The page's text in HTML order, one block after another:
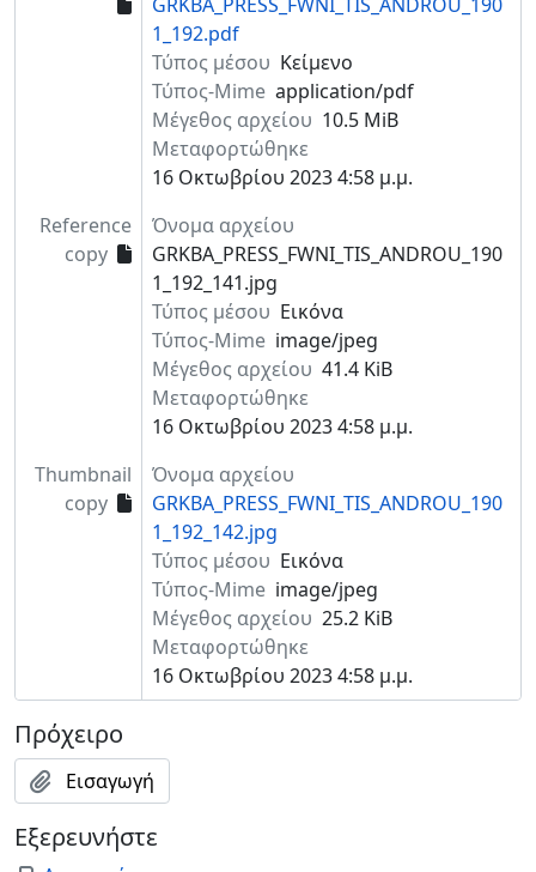
1_192.pdf
Τύπος μέσου Κείμενο
Τύπος-Mime application/pdf
Μέγεθος αρχείου 10.5 MiB
Μεταφορτώθηκε
16 Οκτωβρίου 2023 4:58 μ.μ.
Reference
copy
Όνομα αρχείου
GRKBA_PRESS_FWNI_TIS_ANDROU_190
1_192_141.jpg
Τύπος μέσου Εικόνα
Τύπος-Mime image/jpeg
Μέγεθος αρχείου 41.4 KiB
Μεταφορτώθηκε
16 Οκτωβρίου 2023 4:58 μ.μ.
Thumbnail
copy
Όνομα αρχείου
GRKBA_PRESS_FWNI_TIS_ANDROU_190
1_192_142.jpg
Τύπος μέσου Εικόνα
Τύπος-Mime image/jpeg
Μέγεθος αρχείου 25.2 KiB
Μεταφορτώθηκε
16 Οκτωβρίου 2023 4:58 μ.μ.
Πρόχειρο
Εισαγωγή
Εξερευνήστε